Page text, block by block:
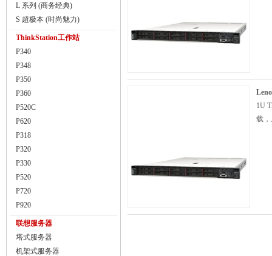
L 系列 (商务经典)
S 超极本 (时尚魅力)
ThinkStation工作站
P340
P348
P350
P360
P520C
P620
P318
P320
P330
P520
P720
P920
联想服务器
塔式服务器
机架式服务器
1U
载